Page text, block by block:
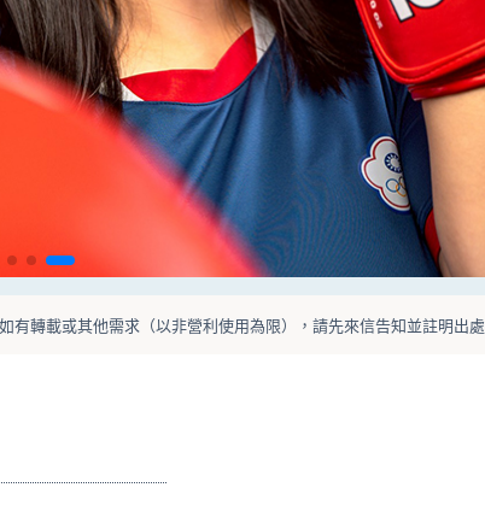
有轉載或其他需求（以非營利使用為限），請先來信告知並註明出處